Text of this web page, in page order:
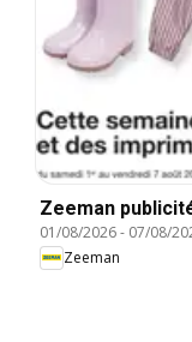
Zeeman
01/08/2026- 07/08/
Zeeman